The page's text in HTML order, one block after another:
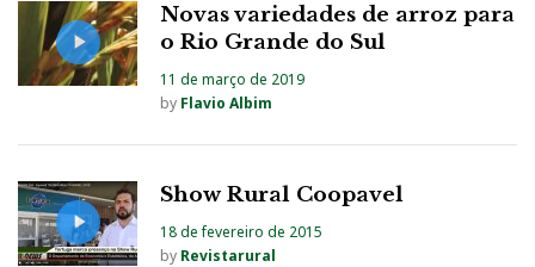
Novas variedades de arroz para
o Rio Grande do Sul
11 de março de 2019
by Flavio Albim
Show Rural Coopavel
18 de fevereiro de 2015
by Revistarural